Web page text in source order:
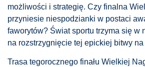
możliwości i strategię. Czy finalna
przyniesie niespodzianki w postaci
faworytów? Świat sportu trzyma się w
na rozstrzygnięcie tej epickiej bitwy
Trasa tegorocznego finału Wielkiej